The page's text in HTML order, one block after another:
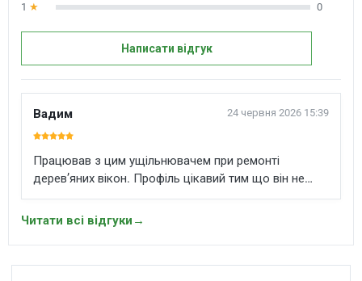
1 ★ 0
Написати відгук
Вадим 24 червня 2026 15:39
Працював з цим ущільнювачем при ремонті
дерев’яних вікон. Профіль цікавий тим що він не
грубий але добре перекриває зазор і не заважає
нормальному закриванню стулки. У паз сідає рівно
не перекручується на кутах ріжеться акуратно.
Після заміни старого ущільнювача вікно стало
закриватися щільніше, зникло легке продування по
Читати всі відгуки →